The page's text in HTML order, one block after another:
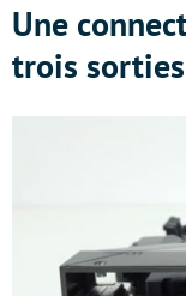
Une
trois